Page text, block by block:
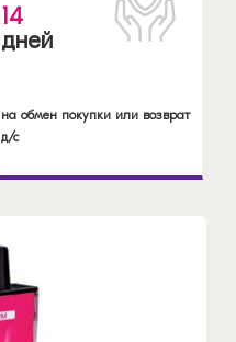
14
дней
на обмен покупки или возврат
д/с